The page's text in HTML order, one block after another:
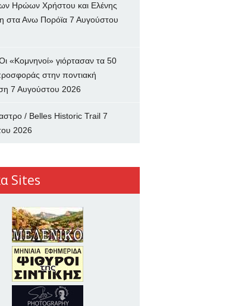
Ηρώων Χρήστου και Ελένης
στα Ανω Πορόϊα 7 Αυγούστου
Οι «Κομνηνοί» γιόρτασαν τα 50
στην ποντιακή
7 Αυγούστου 2026
/ Belles Historic Trail 7
2026
Sites